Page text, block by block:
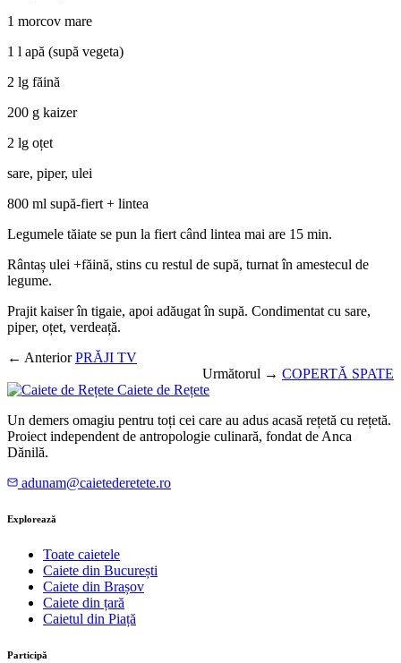
1 morcov mare
1 l apă (supă vegeta)
2 lg făină
200 g kaizer
2 lg oțet
sare, piper, ulei
800 ml supă-fiert + lintea
Legumele tăiate se pun la fiert când lintea mai are 15 min.
Rântaș ulei +făină, stins cu restul de supă, turnat în amestecul de
legume.
Prajit kaiser în tigaie, apoi adăugat în supă. Condimentat cu sare,
piper, oțet, verdeață.
← Anterior PRĂJI TV
Următorul → COPERTĂ SPATE
Caiete de Rețete
Un demers omagiu pentru toți cei care au adus acasă rețetă cu rețetă.
Proiect independent de antropologie culinară, fondat de Anca
Dănilă.
adunam@caietederetete.ro
Explorează
Toate caietele
Caiete din București
Caiete din Brașov
Caiete din țară
Caietul din Piață
Participă